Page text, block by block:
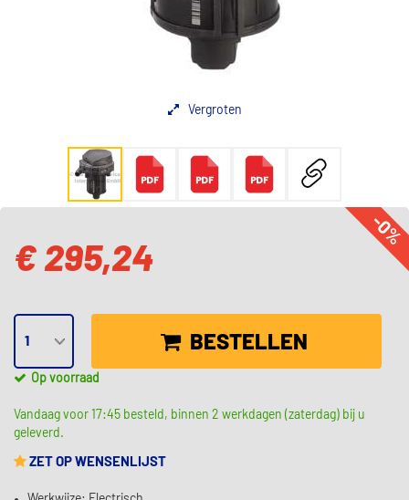
Vergroten
-0%
€ 295,24
BESTELLEN
Op voorraad
Vandaag voor 17:45 besteld, binnen 2 werkdagen (zaterdag) bij u
geleverd.
ZET OP WENSENLIJST